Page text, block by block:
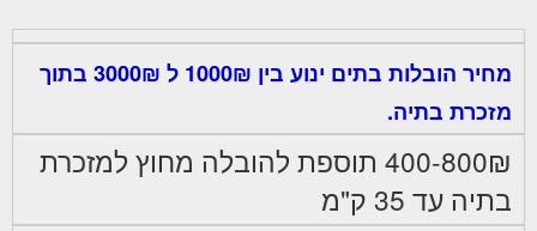
מחיר הובלות בתים ינוע בין 1000₪ ל 3000₪ בתוך
מזכרת בתיה.
400-800₪ תוספת להובלה מחוץ למזכרת
בתיה עד 35 ק"מ